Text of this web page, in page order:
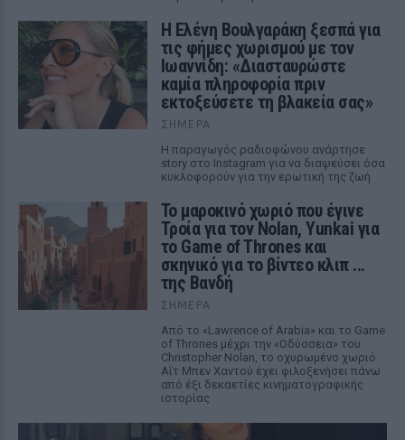
Η Ελένη Βουλγαράκη ξεσπά για
τις φήμες χωρισμού με τον
Ιωαννίδη: «Διασταυρώστε
καμία πληροφορία πριν
εκτοξεύσετε τη βλακεία σας»
ΣΉΜΕΡΑ
Η παραγωγός ραδιοφώνου ανάρτησε
story στο Instagram για να διαψεύσει όσα
κυκλοφορούν για την ερωτική της ζωή
Το μαροκινό χωριό που έγινε
Τροία για τον Nolan, Yunkai για
το Game of Thrones και
σκηνικό για το βίντεο κλιπ ...
της Βανδή
ΣΉΜΕΡΑ
Από το «Lawrence of Arabia» και το Game
of Thrones μέχρι την «Οδύσσεια» του
Christopher Nolan, το οχυρωμένο χωριό
Αΐτ Μπεν Χαντού έχει φιλοξενήσει πάνω
από έξι δεκαετίες κινηματογραφικής
ιστορίας